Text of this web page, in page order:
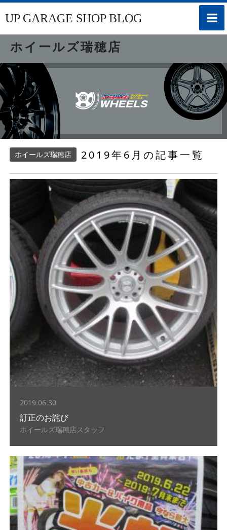
toggle
UP GARAGE SHOP BLOG
ホイールズ瑞穂店
ホイールズ瑞穂店 2019年6月の記事一覧
2019.06.30
訂正のお詫び
ホイールズ瑞穂店スタッフ